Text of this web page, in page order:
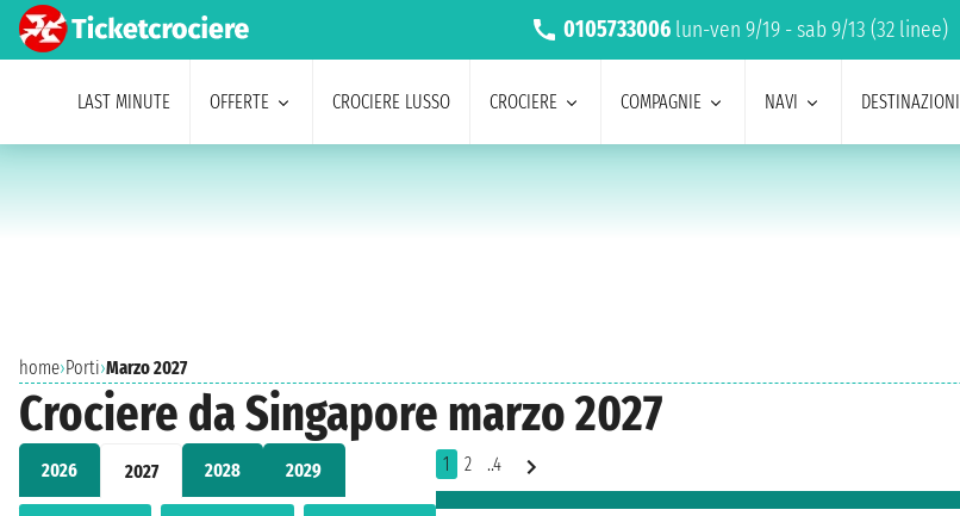
0105733006 lun-ven 9/19 - sab 9/13 (32 linee)
LAST MINUTE OFFERTE CROCIERE LUSSO CROCIERE COMPAGNIE NAVI DESTINAZIONI
home›Porti›Marzo 2027
Crociere da Singapore marzo 2027
2026 2027 2028 2029 1 2 ..4